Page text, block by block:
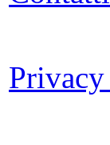
Privacy